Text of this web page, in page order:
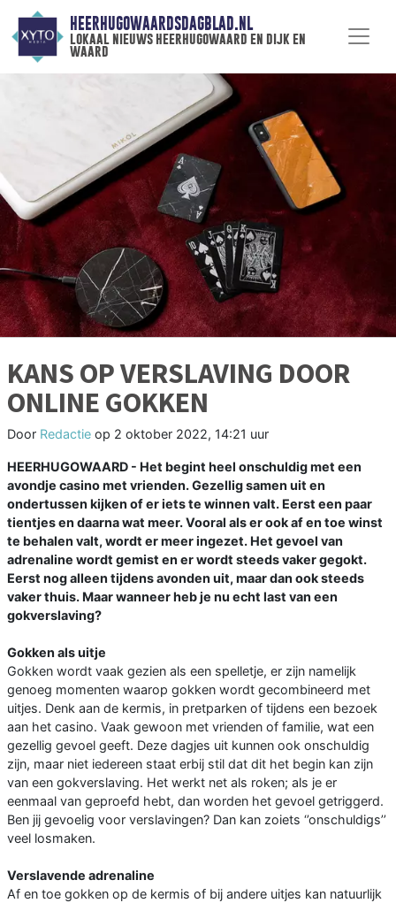
HEERHUGOWAARDSDAGBLAD.NL
lokaal nieuws heerhugowaard en dijk en
waard
KANS OP VERSLAVING DOOR
ONLINE GOKKEN
Door Redactie op 2 oktober 2022, 14:21 uur
HEERHUGOWAARD - Het begint heel onschuldig met een
avondje casino met vrienden. Gezellig samen uit en
ondertussen kijken of er iets te winnen valt. Eerst een paar
tientjes en daarna wat meer. Vooral als er ook af en toe winst
te behalen valt, wordt er meer ingezet. Het gevoel van
adrenaline wordt gemist en er wordt steeds vaker gegokt.
Eerst nog alleen tijdens avonden uit, maar dan ook steeds
vaker thuis. Maar wanneer heb je nu echt last van een
gokverslaving?
Gokken als uitje
Gokken wordt vaak gezien als een spelletje, er zijn namelijk
genoeg momenten waarop gokken wordt gecombineerd met
uitjes. Denk aan de kermis, in pretparken of tijdens een bezoek
aan het casino. Vaak gewoon met vrienden of familie, wat een
gezellig gevoel geeft. Deze dagjes uit kunnen ook onschuldig
zijn, maar niet iedereen staat erbij stil dat dit het begin kan zijn
van een gokverslaving. Het werkt net als roken; als je er
eenmaal van geproefd hebt, dan worden het gevoel getriggerd.
Ben jij gevoelig voor verslavingen? Dan kan zoiets ‘’onschuldigs’’
veel losmaken.
Verslavende adrenaline
Af en toe gokken op de kermis of bij andere uitjes kan natuurlijk